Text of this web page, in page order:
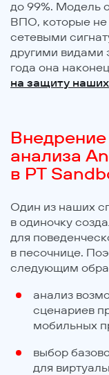
до 99%. Модель
ВПО, которые
сетевыми
другими видами
года она
на защиту
анализа
в PT
Один из наших
в одиночку
для
в песочнице.
следующим
анализ
сценариев
мобильных
выбор
для